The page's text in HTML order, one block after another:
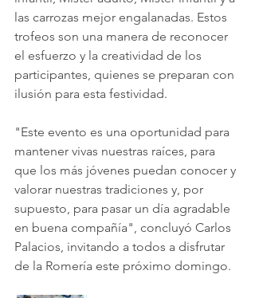
las carrozas mejor engalanadas. Estos
trofeos son una manera de reconocer
el esfuerzo y la creatividad de los
participantes, quienes se preparan con
ilusión para esta festividad.
"Este evento es una oportunidad para
mantener vivas nuestras raíces, para
que los más jóvenes puedan conocer y
valorar nuestras tradiciones y, por
supuesto, para pasar un día agradable
en buena compañía", concluyó Carlos
Palacios, invitando a todos a disfrutar
de la Romería este próximo domingo.